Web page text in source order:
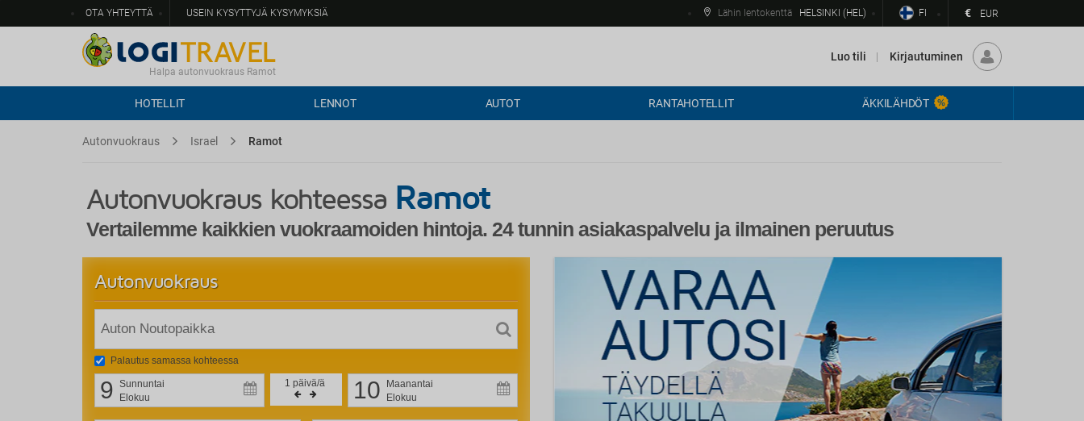
OTA YHTEYTTÄ USEIN KYSYTTYJÄ KYSYMYKSIÄ Lähin lentokenttä HELSINKI (HEL) FI € EUR
Halpa autonvuokraus Ramot
Luo tili Kirjautuminen
HOTELLIT LENNOT AUTOT RANTAHOTELLIT ÄKKILÄHDÖT
Autonvuokraus Israel Ramot
Autonvuokraus kohteessa Ramot
Vertailemme kaikkien vuokraamoiden hintoja. 24 tunnin asiakaspalvelu ja ilmainen peruutus
Autonvuokraus
Palautus samassa kohteessa
9 Sunnuntai
Elokuu
1 päivä/ä 10
Maanantai
Elokuu